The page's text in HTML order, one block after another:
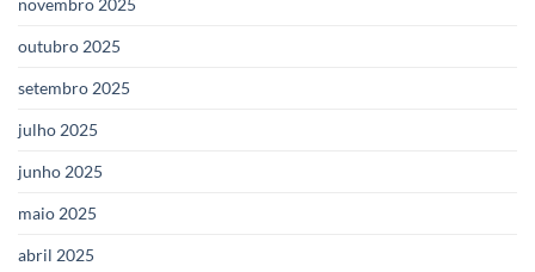
outubro 2025
setembro 2025
julho 2025
junho 2025
maio 2025
abril 2025